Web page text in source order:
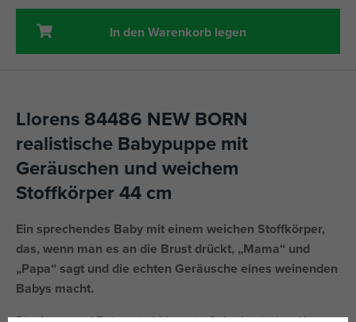
In den Warenkorb legen
Llorens 84486 NEW BORN
realistische Babypuppe mit
Geräuschen und weichem
Stoffkörper 44 cm
Ein sprechendes Baby mit einem weichen Stoffkörper,
das, wenn man es an die Brust drückt, „Mama“ und
„Papa“ sagt und die echten Geräusche eines weinenden
Babys macht.